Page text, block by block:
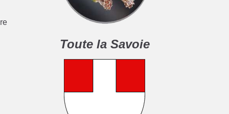
Toute la Savoie